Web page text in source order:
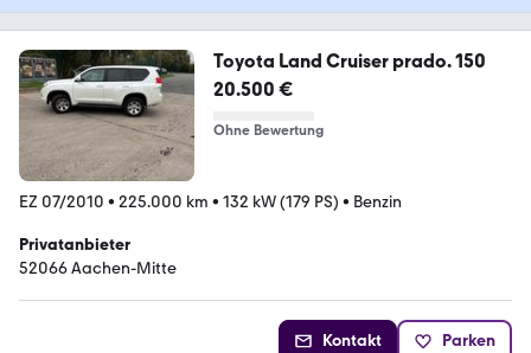
Toyota Land Cruiser prado. 150
20.500 €
Ohne Bewertung
EZ 07/2010 • 225.000 km • 132 kW (179 PS) • Benzin
Privatanbieter
52066 Aachen-Mitte
Kontakt Parken